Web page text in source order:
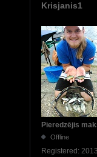
Krisjanis1
Pieredzējis
Offline
Registered: